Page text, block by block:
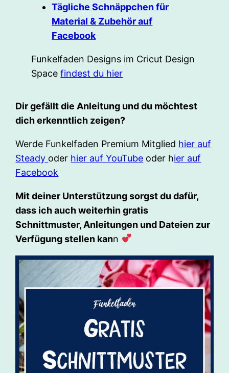
Tägliche Schnäppchen für
Material & Zubehör auf
Facebook
Funkelfaden Designs im Cricut Design
Spacefindest du hier
Dir gefällt die Anleitung und du möchtest
dich erkenntlich zeigen?
Werde Funkelfaden Premium Mitglied hier auf
Steady oder hier auf YouTube oder hier auf
Facebook
Mit deiner Unterstützung sorgst du dafür,
dass ich auch weiterhin gratis
Schnittmuster, Anleitungen und Dateien zur
Verfügung stellen kann